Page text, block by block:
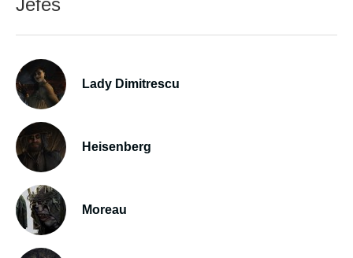
Jefes
Lady Dimitrescu
Heisenberg
Moreau